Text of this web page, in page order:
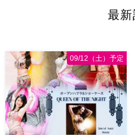
音楽とともに
などなど ₊˚ […]
最新
09/12（土）予定